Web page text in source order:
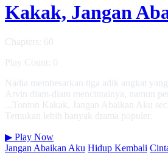
Kakak, Jangan
Chapters: 60
Play Count: 0
Nadia membesarkan tiga adik angkat
Arvin diam-diam mencintainya, namun
...Tonton Kakak, Jangan Abaikan Aku
Temukan lebih banyak drama populer.
▶ Play Now
Jangan Abaikan Aku Hidup Kembali